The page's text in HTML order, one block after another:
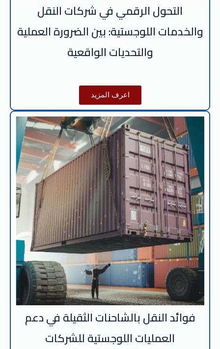
التحول الرقمي في شركات النقل
والخدمات اللوجستية: بين الضرورة العملية
والتحديات الواقعية
اعرف المزيد
فوائد النقل بالشاحنات الثقيلة في دعم
العمليات اللوجستية للشركات